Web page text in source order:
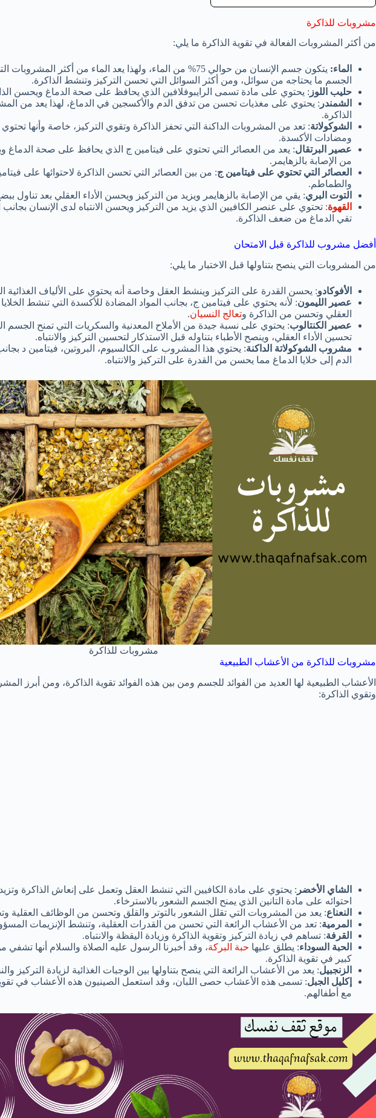
مشروبات للذاكرة
من أكثر المشروبات الفعالة في تقوية الذاكرة ما يلي:
الماء:
يتكون جسم الإنسان من حوالي 75% من الماء، ولهذا يعد الماء من أكثر
الجسم ما يحتاجه من سوائل، ومن أكثر السوائل التي تحسن التركيز وتنشط الذاكرة.
حليب اللوز : يحتوي على مادة تسمى الرايبوفلافين الذي يحافظ على صحة الدماغ ويحسن
الشمندر : يحتوي على مغذيات تحسن من تدفق الدم والأكسجين في الدماغ، لهذا يعد من
الذاكرة.
الشوكولاتة: تعد من المشروبات الداكنة التي تحفز الذاكرة وتقوي التركيز، خاصة وأنها تحتوي
ومضادات الأكسدة.
عصير البرتقال: يعد من العصائر التي تحتوي على فيتامين ج الذي يحافظ على صحة
من الإصابة بالزهايمر.
العصائر التي تحتوي على فيتامين ج: من بين العصائر التي تحسن الذاكرة لاحتوائها على
والطماطم.
التوت البري: يقي من الإصابة بالزهايمر ويزيد من التركيز ويحسن الأداء العقلي بعد تناول
القهوة: تحتوي على عنصر الكافيين الذي يزيد من التركيز ويحسن الانتباه لدى الإنسان
تقي الدماغ من ضعف الذاكرة.
أفضل مشروب للذاكرة قبل الامتحان
من المشروبات التي ينصح بتناولها قبل الاختبار ما يلي:
الأفوكادو: يحسن القدرة على التركيز وينشط العقل وخاصة أنه يحتوي على الألياف الغذائية
عصير الليمون: لأنه يحتوي على فيتامين ج، بجانب المواد المضادة للأكسدة التي تنشط
العقلي وتحسن من الذاكرة وتعالج النسيان.
عصير الكنتالوب: يحتوي على نسبة جيدة من الأملاح المعدنية والسكريات التي تمنح
تحسين الأداء العقلي، وينصح الأطباء بتناوله قبل الاستذكار لتحسين التركيز والانتباه.
مشروب الشوكولاتة الداكنة: يحتوي هذا المشروب على الكالسيوم، البروتين، فيتامين د
الدم إلى خلايا الدماغ مما يحسن من القدرة على التركيز والانتباه.
مشروبات للذاكرة
مشروبات للذاكرة من الأعشاب الطبيعية
الأعشاب الطبيعية لها العديد من الفوائد للجسم ومن بين هذه الفوائد تقوية الذاكرة، ومن أبرز
وتقوي الذاكرة:
الشاي الأخضر : يحتوي على مادة الكافيين التي تنشط العقل وتعمل على إنعاش الذاكرة وتزيد
احتوائه على مادة التانين الذي يمنح الجسم الشعور بالاسترخاء.
النعناع: يعد من المشروبات التي تقلل الشعور بالتوتر والقلق وتحسن من الوظائف العقلية
المرمية: تعد من الأعشاب الرائعة التي تحسن من القدرات العقلية، وتنشط الإنزيمات
القرفة: تساهم في زيادة التركيز وتقوية الذاكرة وزيادة اليقظة والانتباه.
الحبة السوداء: يطلق عليها حبة البركة، وقد أخبرنا الرسول عليه الصلاة والسلام أنها تشفي
كبير في تقوية الذاكرة.
الزنجبيل: يعد من الأعشاب الرائعة التي ينصح بتناولها بين الوجبات الغذائية لزيادة التركيز
إكليل الجبل: تسمى هذه الأعشاب حصى اللبان، وقد استعمل الصينيون هذه الأعشاب في تقوية
مع أطفالهم.